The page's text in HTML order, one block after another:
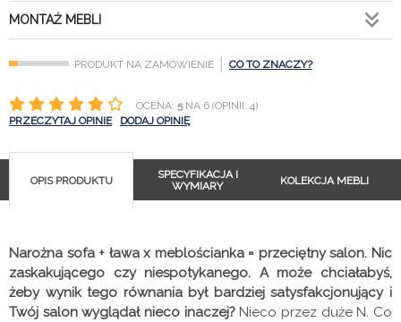
MONTAŻ MEBLI
PRODUKT NA ZAMÓWIENIE CO TO ZNACZY?
OCENA: 5NA 6 (OPINII: 4)
PRZECZYTAJ OPINIE
DODAJ OPINIĘ
OPIS PRODUKTU
SPECYFIKACJA I
WYMIARY
KOLEKCJA MEBLI
Narożna sofa + ława x meblościanka = przeciętny salon. Nic
zaskakującego czy niespotykanego. A może chciałabyś,
żeby wynik tego równania był bardziej satysfakcjonujący i
Twój salon wyglądał nieco inaczej?Nieco przez duże N. Co